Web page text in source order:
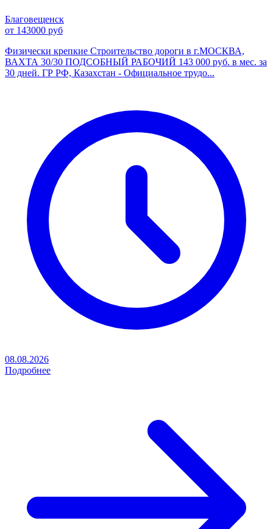
Благовещенск
от 143000 руб
Физически крепкие Строительство дороги в г.МОСКВА,
ВАХТА 30/30 ПОДСОБНЫЙ РАБОЧИЙ 143 000 руб. в мес. за
30 дней. ГР РФ, Казахстан - Официальное трудо...
08.08.2026
Подробнее